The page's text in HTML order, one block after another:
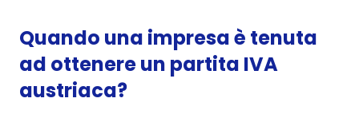
Quando una impresa è tenuta
ad ottenere un partita IVA
austriaca?